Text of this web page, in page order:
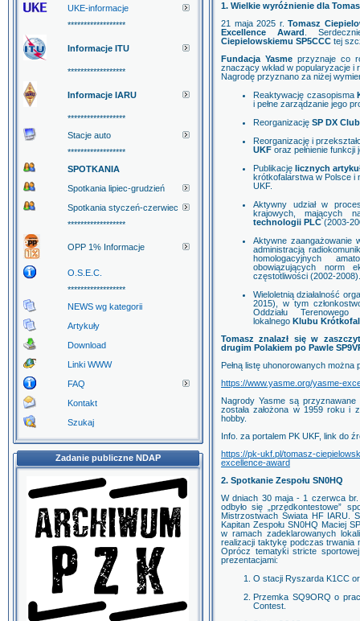
UKE-informacje
******************
Informacje ITU
******************
Informacje IARU
******************
Stacje auto
******************
SPOTKANIA
Spotkania lipiec-grudzień
Spotkania styczeń-czerwiec
******************
OPP 1% Informacje
O.S.E.C.
******************
NEWS wg kategorii
Artykuły
Download
Linki WWW
FAQ
Kontakt
Szukaj
Zadanie publiczne NDAP
1. Wielkie wyróżnienie dla
21 maja 2025 r.Tomasz
Excellence Award .
Ciepielowskiemu SP5CCC tej
Fundacja Yasme przyznaje co
znaczący wkład w popularyzacje i
Nagrodę przyznano za niżej
Reaktywację czasopisma
i pełne zarządzanie jego
Reorganizację SP DX
Reorganizację i
UKF oraz pełnienie
Publikację licznych
krótkofalarstwa w Polsce i
UKF.
Aktywny udział w
krajowych, mających
technologii PLC(2003-
Aktywne zaangażowanie
administracją
homologacyjnych
obowiązujących norm
częstotliwości (2002-2008).
Wieloletnią działalność
2015), w tym
Oddziału
lokalnego Klubu
Tomasz znalazł się w
drugim Polakiem po Pawle
Pełną listę uhonorowanych można
https://www.yasme.org/yasme-
Nagrody Yasme są
została założona w 1959 roku i
hobby.
Info. za portalem PK UKF, link do
https://pk-ukf.pl/tomasz-
excellence-award
2. Spotkanie Zespołu SN0HQ
W dniach 30 maja - 1 czerwca
odbyło się „przedkontestowe”
Mistrzostwach Świata HF IARU.
Kapitan Zespołu SN0HQ Maciej
w ramach zadeklarowanych
realizacji taktykę podczas trwania
Oprócz tematyki stricte
prezentacjami:
O stacji Ryszarda K1CC
Przemka SQ9ORQ o
Contest.